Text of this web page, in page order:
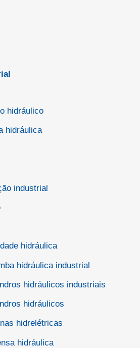
hidráulico
hidráulica
industrial
hidráulica
hidráulica industrial
hidráulicos industriais
hidráulicos
hidrelétricas
hidráulica